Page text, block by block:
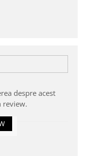
despre acest
review.